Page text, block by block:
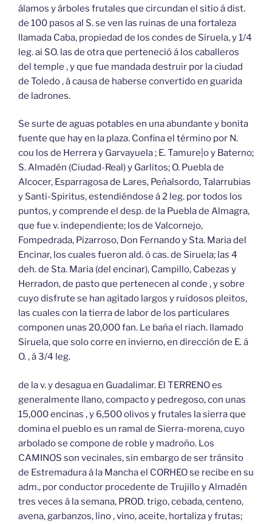
álamos y árboles frutales que circundan el sitio á dist.
de 100 pasos al S. se ven las ruinas de una fortaleza
llamada Caba, propiedad de los condes de Siruela, y 1/4
leg. ai SO. las de otra que perteneció á los caballeros
del temple , y que fue mandada destruir por la ciudad
de Toledo , á causa de haberse convertido en guarida
de ladrones.
Se surte de aguas potables en una abundante y bonita
fuente que hay en la plaza. Confina el término por N.
cou los de Herrera y Garvayuela ; E. Tamure|o y Baterno;
S. Almadén (Ciudad-Real) y Garlitos; O. Puebla de
Alcocer, Esparragosa de Lares, Peñalsordo, Talarrubias
y Santi-Spiritus, estendiéndose á 2 leg. por todos los
puntos, y comprende el desp. de la Puebla de Almagra,
que fue v. independiente; los de Valcornejo,
Fompedrada, Pizarroso, Don Fernando y Sta. Maria del
Encinar, los cuales fueron ald. ó cas. de Siruela; las 4
deh. de Sta. Maria (del encinar), Campillo, Cabezas y
Herradon, de pasto que pertenecen al conde , y sobre
cuyo disfrute se han agitado largos y ruidosos pleitos,
las cuales con la tierra de labor de los particulares
componen unas 20,000 fan. Le baña el riach. llamado
Siruela, que solo corre en invierno, en dirección de E. á
O. , á 3/4 leg.
de la v. y desagua en Guadalimar. El TERRENO es
generalmente llano, compacto y pedregoso, con unas
15,000 encinas , y 6,500 olivos y frutales la sierra que
domina el pueblo es un ramal de Sierra-morena, cuyo
arbolado se compone de roble y madroño. Los
CAMINOS son vecinales, sin embargo de ser tránsito
de Estremadura á la Mancha el CORHEO se recibe en su
adm., por conductor procedente de Trujillo y Almadén
tres veces á la semana, PROD. trigo, cebada, centeno,
avena, garbanzos, lino , vino, aceite, hortaliza y frutas;